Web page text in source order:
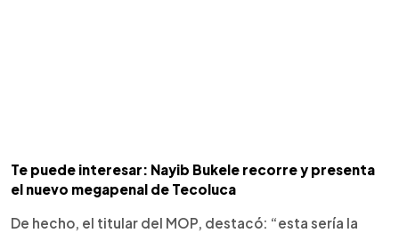
Te puede interesar: Nayib Bukele recorre y presenta
el nuevo megapenal de Tecoluca
De hecho, el titular del MOP, destacó: “esta sería la